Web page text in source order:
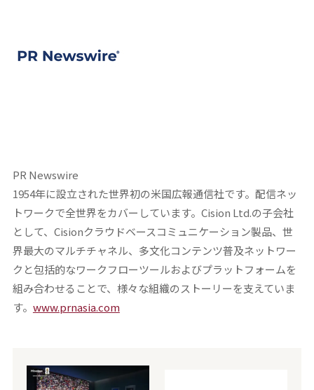
PR Newswire
1954年に設立された世界初の米国広報通信社です。配信ネッ
トワークで全世界をカバーしています。Cision Ltd.の子会社
として、Cisionクラウドベースコミュニケーション製品、世
界最大のマルチチャネル、多文化コンテンツ普及ネットワー
クと包括的なワークフローツールおよびプラットフォームを
組み合わせることで、様々な組織のストーリーを支えていま
す。 www.prnasia.com